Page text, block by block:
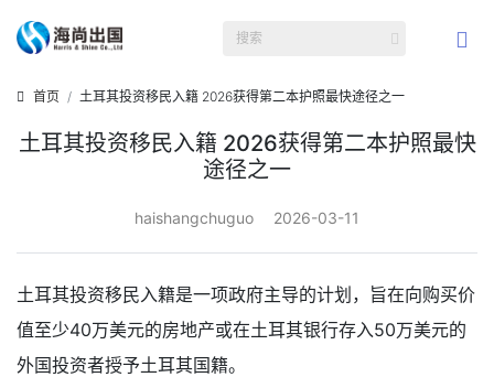
首页 土耳其投资移民入籍 2026获得第二本护照最快途径之一
土耳其投资移民入籍 2026获得第二本护照最快
途径之一
haishangchuguo 2026-03-11
土耳其投资移民入籍是一项政府主导的计划，旨在向购买价
值至少40万美元的房地产或在土耳其银行存入50万美元的
外国投资者授予土耳其国籍。